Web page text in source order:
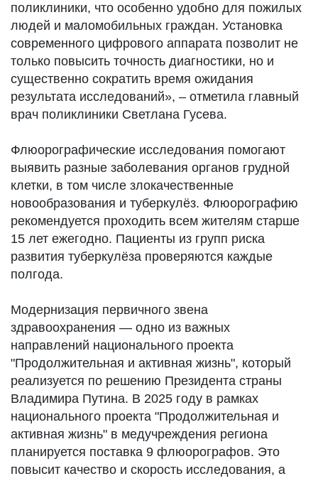
поликлиники, что особенно удобно для пожилых
людей и маломобильных граждан. Установка
современного цифрового аппарата позволит не
только повысить точность диагностики, но и
существенно сократить время ожидания
результата исследований», – отметила главный
врач поликлиники Светлана Гусева.
Флюорографические исследования помогают
выявить разные заболевания органов грудной
клетки, в том числе злокачественные
новообразования и туберкулёз. Флюорографию
рекомендуется проходить всем жителям старше
15 лет ежегодно. Пациенты из групп риска
развития туберкулёза проверяются каждые
полгода.
Модернизация первичного звена
здравоохранения — одно из важных
направлений национального проекта
"Продолжительная и активная жизнь", который
реализуется по решению Президента страны
Владимира Путина. В 2025 году в рамках
национального проекта "Продолжительная и
активная жизнь" в медучреждения региона
планируется поставка 9 флюорографов. Это
повысит качество и скорость исследования, а